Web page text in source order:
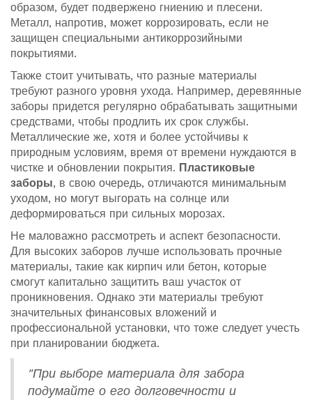
образом, будет подвержено гниению и плесени.
Металл, напротив, может коррозировать, если не
защищен специальными антикоррозийными
покрытиями.
Также стоит учитывать, что разные материалы
требуют разного уровня ухода. Например, деревянные
заборы придется регулярно обрабатывать защитными
средствами, чтобы продлить их срок службы.
Металлические же, хотя и более устойчивы к
природным условиям, время от времени нуждаются в
чистке и обновлении покрытия. Пластиковые
заборы, в свою очередь, отличаются минимальным
уходом, но могут выгорать на солнце или
деформироваться при сильных морозах.
Не маловажно рассмотреть и аспект безопасности.
Для высоких заборов лучше использовать прочные
материалы, такие как кирпич или бетон, которые
смогут капитально защитить ваш участок от
проникновения. Однако эти материалы требуют
значительных финансовых вложений и
профессиональной установки, что тоже следует учесть
при планировании бюджета.
"При выборе материала для забора
подумайте о его долговечности и